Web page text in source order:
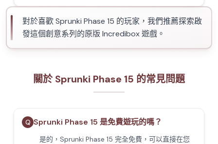
對於喜歡 Sprunki Phase 15 的玩家，我們推薦探索啟
發這個創意系列的原版 Incredibox 遊戲。
關於 Sprunki Phase 15 的常見問題
Q Sprunki Phase 15 是免費遊玩的嗎？
是的，Sprunki Phase 15 完全免費，可以直接在您